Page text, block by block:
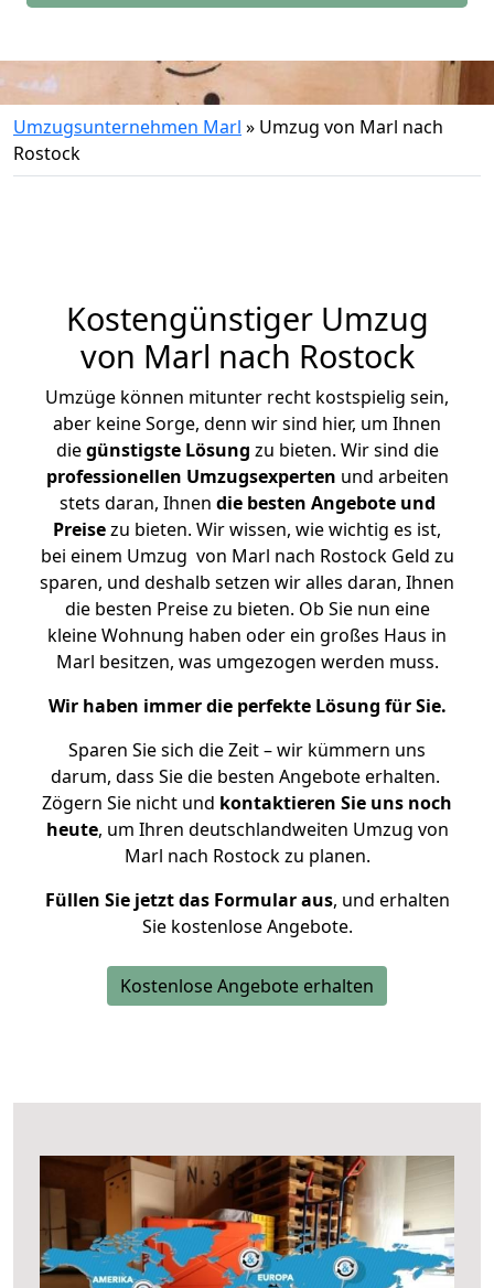
Umzugsunternehmen Marl » Umzug von Marl nach
Rostock
Kostengünstiger Umzug
von Marl nach Rostock
Umzüge können mitunter recht kostspielig sein,
aber keine Sorge, denn wir sind hier, um Ihnen
diegünstigste Lösung zu bieten. Wir sind die
professionellen Umzugsexperten und arbeiten
stets daran, Ihnen die besten Angebote und
Preisezu bieten. Wir wissen, wie wichtig es ist,
bei einem Umzug von Marl nach Rostock Geld zu
sparen, und deshalb setzen wir alles daran, Ihnen
die besten Preise zu bieten. Ob Sie nun eine
kleine Wohnung haben oder ein großes Haus in
Marl besitzen, was umgezogen werden muss.
Wir haben immer die perfekte Lösung für Sie.
Sparen Sie sich die Zeit – wir kümmern uns
darum, dass Sie die besten Angebote erhalten.
Zögern Sie nicht und kontaktieren Sie uns noch
heute, um Ihren deutschlandweiten Umzug von
Marl nach Rostock zu planen.
Füllen Sie jetzt das Formular aus, und erhalten
Sie kostenlose Angebote.
Kostenlose Angebote erhalten